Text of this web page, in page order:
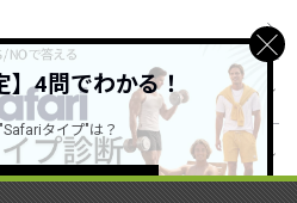
】4問でわかる！
タイプ"は？
はこちら ＞